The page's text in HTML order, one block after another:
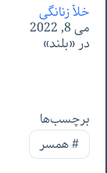
خلأ زنانگی
می 8, 2022
در «بلند»
برچسب‌ها
#همسر